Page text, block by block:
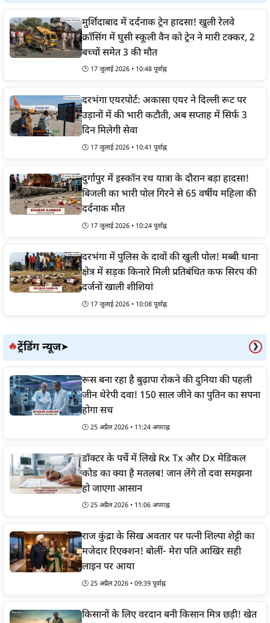
मुर्शिदाबाद में दर्दनाक ट्रेन हादसा! खुली रेलवे
क्रॉसिंग में घुसी स्कूली वैन को ट्रेन ने मारी टक्कर, 2
बच्चों समेत 3 की मौत
🕒 17 जुलाई 2026 • 10:48 पूर्वाह्न
दरभंगा एयरपोर्ट: अकासा एयर ने दिल्ली रूट पर
उड़ानों में की भारी कटौती, अब सप्ताह में सिर्फ 3
दिन मिलेगी सेवा
🕒 17 जुलाई 2026 • 10:41 पूर्वाह्न
दुर्गापुर में इस्कॉन रथ यात्रा के दौरान बड़ा हादसा!
बिजली का भारी पोल गिरने से 65 वर्षीय महिला की
दर्दनाक मौत
🕒 17 जुलाई 2026 • 10:24 पूर्वाह्न
दरभंगा में पुलिस के दावों की खुली पोल! मब्बी थाना
क्षेत्र में सड़क किनारे मिली प्रतिबंधित कफ सिरप की
दर्जनों खाली शीशियां
🕒 17 जुलाई 2026 • 10:08 पूर्वाह्न
🔥ट्रेंडिंग न्यूज➤ ❯
रूस बना रहा है बुढ़ापा रोकने की दुनिया की पहली
जीन थेरेपी दवा! 150 साल जीने का पुतिन का सपना
होगा सच
🕒 25 अप्रैल 2026 • 11:24 अपराह्न
डॉक्टर के पर्चे में लिखे Rx Tx और Dx मेडिकल
कोड का क्या है मतलब! जान लेंगे तो दवा समझना
हो जाएगा आसान
🕒 25 अप्रैल 2026 • 11:06 अपराह्न
राज कुंद्रा के सिख अवतार पर पत्नी शिल्पा शेट्टी का
मजेदार रिएक्शन! बोलीं- मेरा पति आखिर सही
लाइन पर आया
🕒 25 अप्रैल 2026 • 09:39 पूर्वाह्न
किसानों के लिए वरदान बनी किसान मित्र छड़ी! खेत